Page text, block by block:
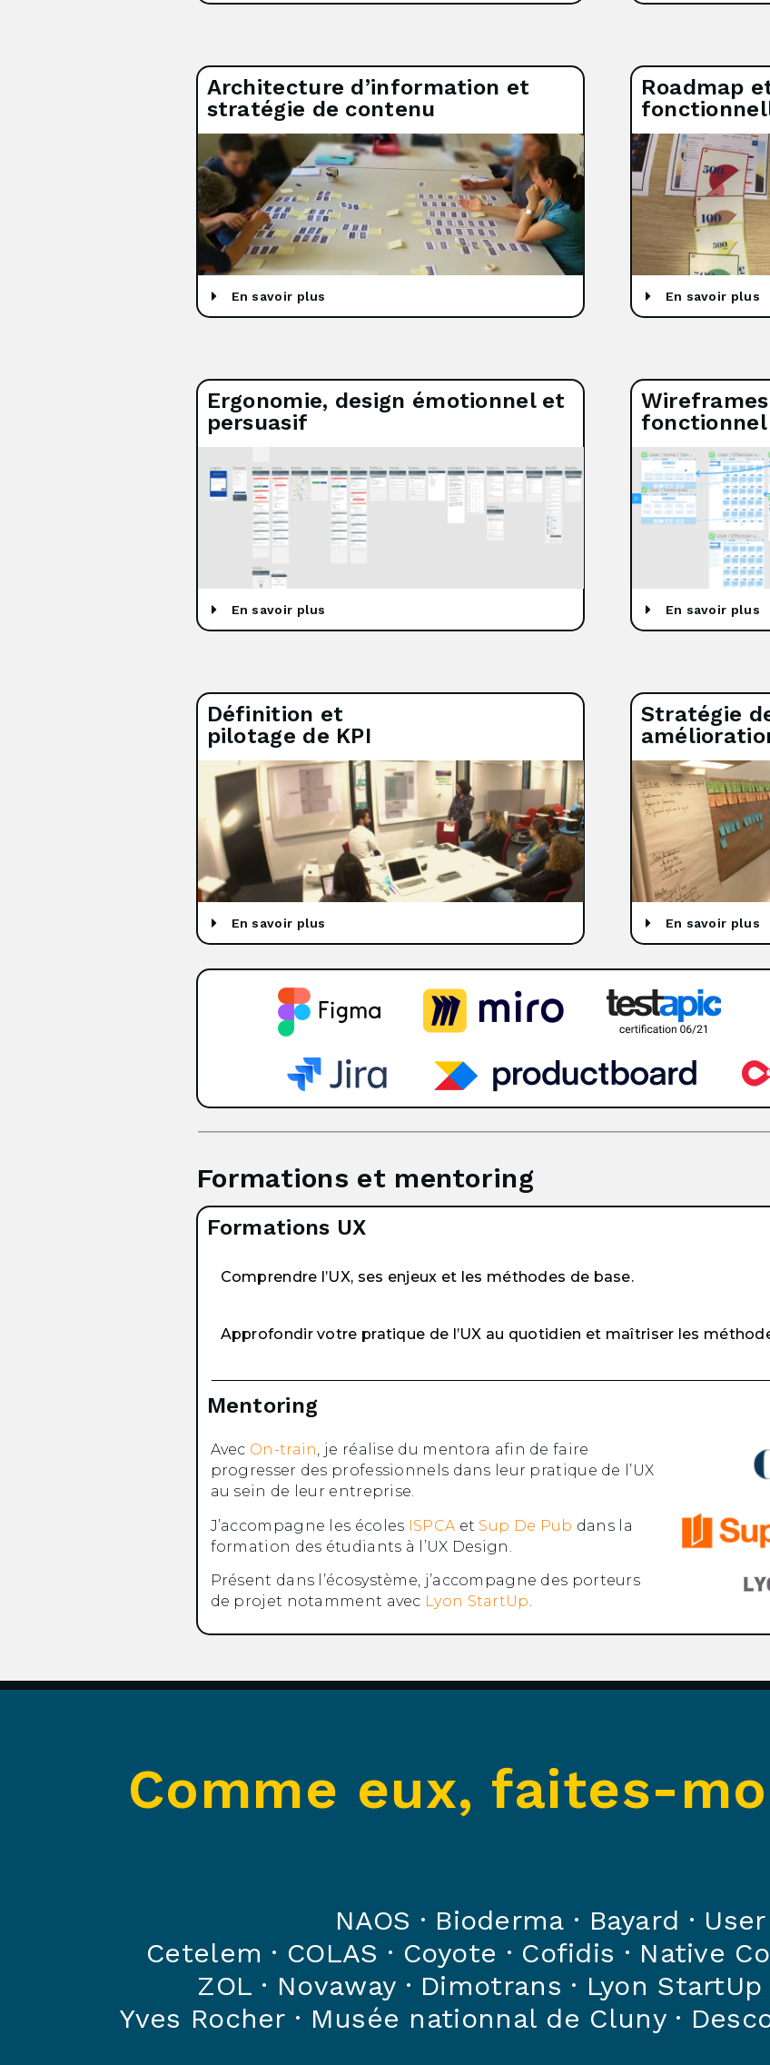
Architecture d’information et
stratégie de contenu
Roadmap
En savoir plus En savoir plus
Ergonomie, design émotionnel et
persuasif
fonctionnel
En savoir plus En savoir plus
Définition et
pilotage de KPI
Stratégie
En savoir plus En savoir plus
Formations et mentoring
Formations UX
Comprendre l’UX, ses enjeux et les méthodes de base.
Approfondir votre pratique de l’UX au quotidien et maîtriser les
Mentoring
Avec On-train, je réalise du mentora afin de faire
progresser des professionnels dans leur pratique de l’UX
au sein de leur entreprise.
J’accompagne les écoles ISPCA et Sup De Pub dans la
formation des étudiants à l’UX Design.
Présent dans l’écosystème, j’accompagne des porteurs
de projet notamment avec Lyon StartUp.
Comme eux, faites-
NAOS · Bioderma · Bayard ·
Cetelem · COLAS · Coyote · Cofidis · Native
ZOL · Novaway · Dimotrans · Lyon StartUp
Yves Rocher · Musée nationnal de Cluny ·